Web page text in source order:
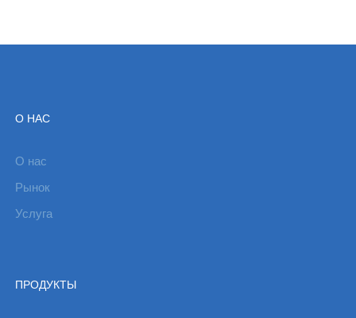
О НАС
О нас
Рынок
Услуга
ПРОДУКТЫ